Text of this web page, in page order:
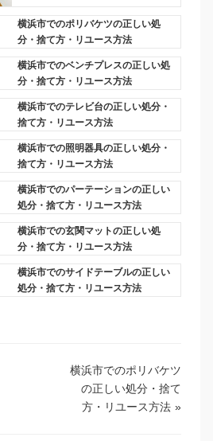
横浜市でのポリバケツの正しい処
分・捨て方・リユース方法
横浜市でのベンチプレスの正しい処
分・捨て方・リユース方法
横浜市でのテレビ台の正しい処分・
捨て方・リユース方法
横浜市での照明器具の正しい処分・
捨て方・リユース方法
横浜市でのパーテーションの正しい
処分・捨て方・リユース方法
横浜市での玄関マットの正しい処
分・捨て方・リユース方法
横浜市でのサイドテーブルの正しい
処分・捨て方・リユース方法
横浜市でのポリバケツ
の正しい処分・捨て
方・リユース方法 »